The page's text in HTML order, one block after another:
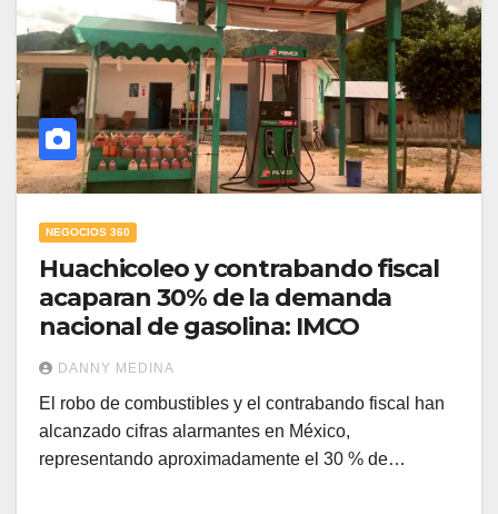
NEGOCIOS 360
Huachicoleo y contrabando fiscal
acaparan 30% de la demanda
nacional de gasolina: IMCO
DANNY MEDINA
El robo de combustibles y el contrabando fiscal han
alcanzado cifras alarmantes en México,
representando aproximadamente el 30 % de…